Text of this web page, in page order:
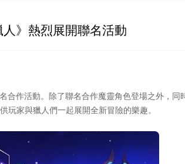
》熱烈展開聯名活動
作活動。除了聯名合作魔靈角色登場之外，同
家與獵人們一起展開全新冒險的樂趣。